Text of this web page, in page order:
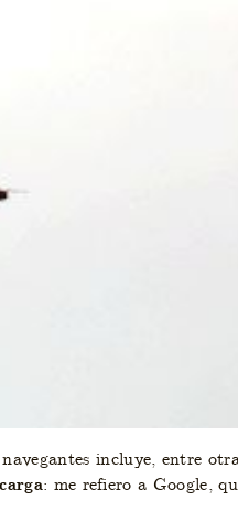
incluye, entre
: me refiero a Google,